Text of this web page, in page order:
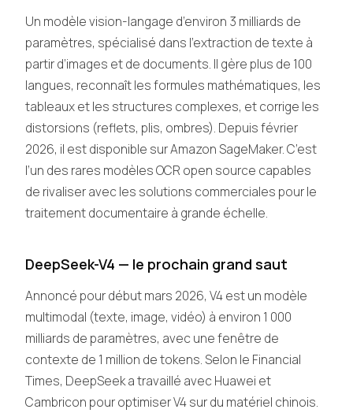
Un modèle vision-langage d’environ 3 milliards de
paramètres, spécialisé dans l’extraction de texte à
partir d’images et de documents. Il gère plus de 100
langues, reconnaît les formules mathématiques, les
tableaux et les structures complexes, et corrige les
distorsions (reflets, plis, ombres). Depuis février
2026, il est disponible sur Amazon SageMaker. C’est
l’un des rares modèles OCR open source capables
de rivaliser avec les solutions commerciales pour le
traitement documentaire à grande échelle.
DeepSeek-V4 — le prochain grand saut
Annoncé pour début mars 2026, V4 est un modèle
multimodal (texte, image, vidéo) à environ 1 000
milliards de paramètres, avec une fenêtre de
contexte de 1 million de tokens. Selon le Financial
Times, DeepSeek a travaillé avec Huawei et
Cambricon pour optimiser V4 sur du matériel chinois.